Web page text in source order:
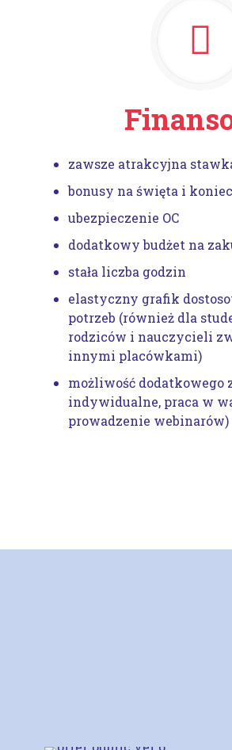
zawsze atrakcyjna
bonusy na święta i
ubezpieczenie OC
dodatkowy budżet na
stała liczba godzin
elastyczny grafik
potrzeb (również dla
rodziców i nauczycieli
innymi placówkami)
możliwość dodatkowego
indywidualne, praca w
prowadzenie webinarów)